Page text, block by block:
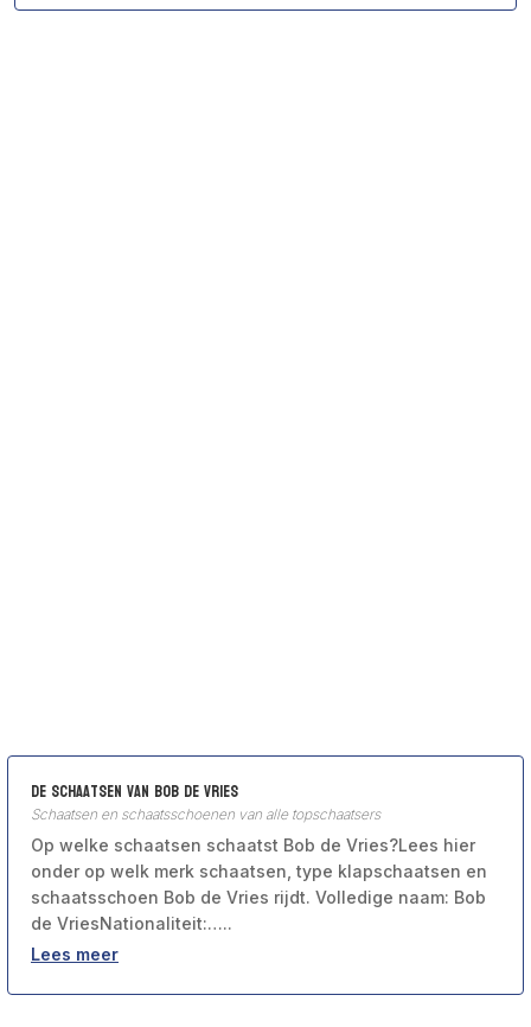
De schaatsen van Bob de Vries
Schaatsen en schaatsschoenen van alle topschaatsers
Op welke schaatsen schaatst Bob de Vries?Lees hier
onder op welk merk schaatsen, type klapschaatsen en
schaatsschoen Bob de Vries rijdt. Volledige naam: Bob
de VriesNationaliteit:…..
Lees meer